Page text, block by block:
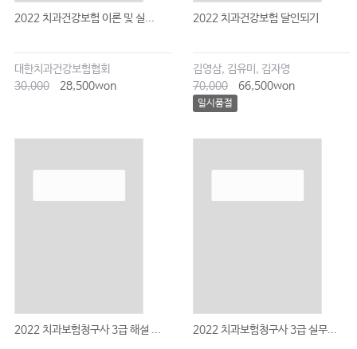
2022 치과건강보험 이론 및 실...
대한치과건강보험협회
30,000
28,500won
2022 치과건강보험 달인되기
김영삼, 김유미, 김자영
70,000
66,500won
일시품절
2022 치과보험청구사 3급 해설 ... 2022 치과보험청구사 3급 실무...